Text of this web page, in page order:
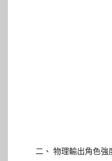
二、 物理輸出角色強